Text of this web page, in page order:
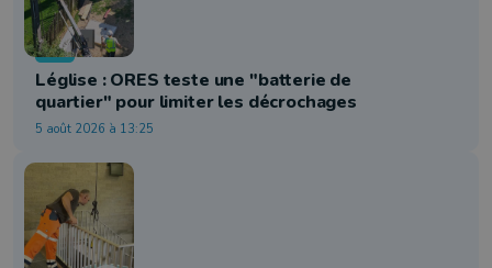
Info
Léglise : ORES teste une "batterie de
quartier" pour limiter les décrochages
5 août 2026 à 13:25